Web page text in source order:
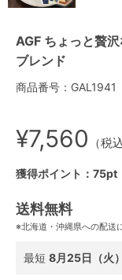
AGF ちょっと贅
ブレンド
商品番号：GAL1941
¥7,560 （税
獲得ポイント：75pt
送料無料
※北海道・沖縄県への配送
最短 8月25日（火）